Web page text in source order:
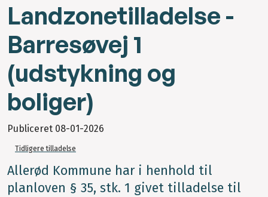
Landzonetilladelse -
Barresøvej 1
(udstykning og
boliger)
Publiceret 08-01-2026
Tidligere tilladelse
Allerød Kommune har i henhold til
planloven § 35, stk. 1 givet tilladelse til